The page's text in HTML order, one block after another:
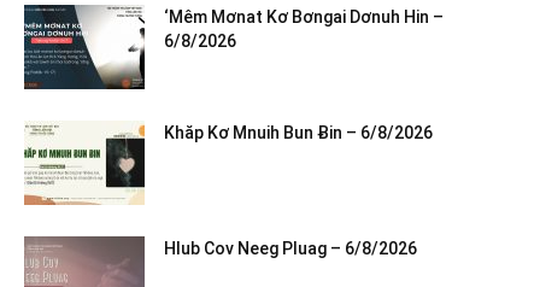
‘Mêm Mơnat Kơ Bơngai Dơnuh Hin –
6/8/2026
Khăp Kơ Mnuih Bun Ƀin – 6/8/2026
Hlub Cov Neeg Pluag – 6/8/2026